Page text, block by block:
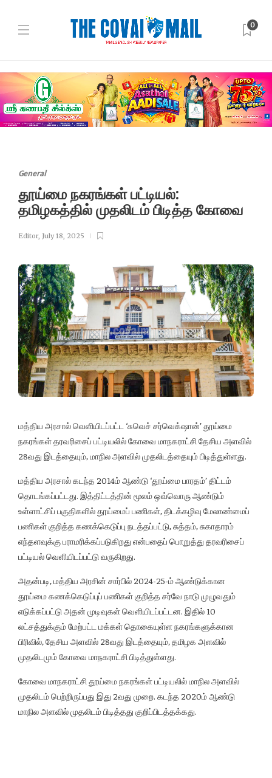
0
General
தூய்மை நகரங்கள் பட்டியல்:
தமிழகத்தில் முதலிடம் பிடித்த கோவை
Editor, July 18, 2025
மத்திய அரசால் வெளியிடப்பட்ட ‘சுவெச் சர்வெக்‌ஷான்’ தூய்மை
நகரங்கள் தரவரிசைப் பட்டியலில் கோவை மாநகராட்சி தேசிய அளவில்
28வது இடத்தையும், மாநில அளவில் முதலிடத்தையும் பிடித்துள்ளது.
மத்திய அரசால் கடந்த 2014ம் ஆண்டு ‘தூய்மை பாரதம்’ திட்டம்
தொடங்கப்பட்டது. இத்திட்டத்தின் மூலம் ஒவ்வொரு ஆண்டும்
உள்ளாட்சிப் பகுதிகளில் தூய்மைப் பணிகள், திடக்கழிவு மேலாண்மைப்
பணிகள் குறித்த கணக்கெடுப்பு நடத்தப்பட்டு, சுத்தம், சுகாதாரம்
எந்தளவுக்கு பராமரிக்கப்படுகிறது என்பதைப் பொறுத்து தரவரிசைப்
பட்டியல் வெளியிடப்பட்டு வருகிறது.
அதன்படி, மத்திய அரசின் சார்பில் 2024-25-ம் ஆண்டுக்கான
தூய்மை கணக்கெடுப்புப் பணிகள் குறித்த சர்வே நாடு முழுவதும்
எடுக்கப்பட்டு அதன் முடிவுகள் வெளியிடப்பட்டன. இதில் 10
லட்சத்துக்கும் மேற்பட்ட மக்கள் தொகையுள்ள நகரங்களுக்கான
பிரிவில், தேசிய அளவில் 28வது இடத்தையும், தமிழக அளவில்
முதலிடமும் கோவை மாநகராட்சி பிடித்துள்ளது.
கோவை மாநகராட்சி தூய்மை நகரங்கள் பட்டியலில் மாநில அளவில்
முதலிடம் பெற்றிருப்பது இது 2வது முறை. கடந்த 2020ம் ஆண்டு
மாநில அளவில் முதலிடம் பிடித்தது குறிப்பிடத்தக்கது.